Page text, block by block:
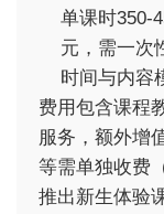
单课时350-
元，需一次
时间与内容
费用包含课程
服务，额外增
等需单独收费
推出新生体验